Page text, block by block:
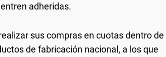
adheridas.
sus compras en cuotas dentro de
de fabricación nacional, a los que